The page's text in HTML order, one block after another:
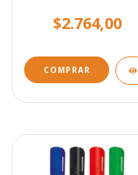
Surtidos
$2.764,00
COMPRAR